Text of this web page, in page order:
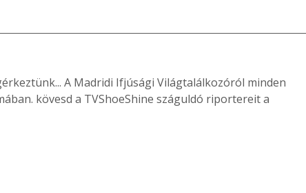
A Madridi Ifjúsági Világtalálkozóról minden
kövesd a TVShoeShine száguldó riportereit a